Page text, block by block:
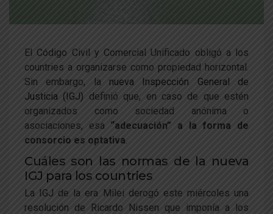
El Código Civil y Comercial Unificado obligó a los
countries a organizarse como propiedad horizontal.
Sin embargo, la nueva Inspección General de
Justicia (IGJ) definió que, en caso de que estén
organizados como sociedad anónima o
asociaciones, esa “adecuación” a la forma de
consorcio es optativa.
Cuáles son las normas de la nueva
IGJ para los countries
La IGJ de la era Milei derogó este miércoles una
resolución de Ricardo Nissen que imponía a los